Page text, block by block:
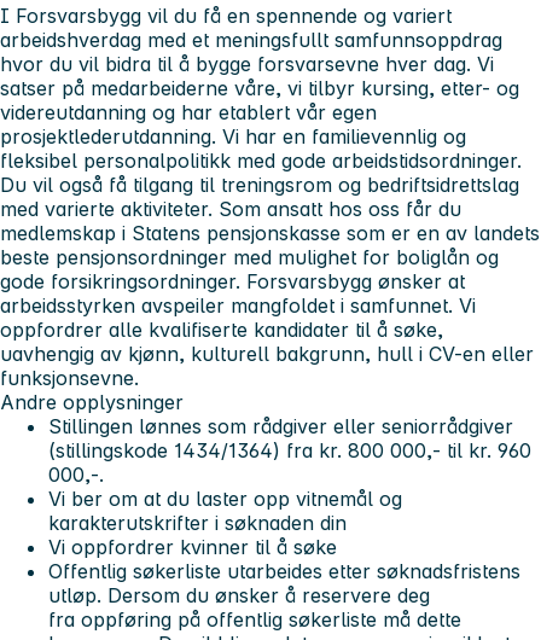
I Forsvarsbygg vil du få en spennende og variert
arbeidshverdag med et meningsfullt samfunnsoppdrag
hvor du vil bidra til å bygge forsvarsevne hver dag. Vi
satser på medarbeiderne våre, vi tilbyr kursing, etter- og
videreutdanning og har etablert vår egen
prosjektlederutdanning. Vi har en familievennlig og
fleksibel personalpolitikk med gode arbeidstidsordninger.
Du vil også få tilgang til treningsrom og bedriftsidrettslag
med varierte aktiviteter. Som ansatt hos oss får du
medlemskap i Statens pensjonskasse som er en av landets
beste pensjonsordninger med mulighet for boliglån og
gode forsikringsordninger. Forsvarsbygg ønsker at
arbeidsstyrken avspeiler mangfoldet i samfunnet. Vi
oppfordrer alle kvalifiserte kandidater til å søke,
uavhengig av kjønn, kulturell bakgrunn, hull i CV-en eller
funksjonsevne.
Andre opplysninger
Stillingen lønnes som rådgiver eller seniorrådgiver
(stillingskode 1434/1364) fra kr. 800 000,- til kr. 960
000,-.
Vi ber om at du laster opp vitnemål og
karakterutskrifter i søknaden din
Vi oppfordrer kvinner til å søke
Offentlig søkerliste utarbeides etter søknadsfristens
utløp. Dersom du ønsker å reservere deg
fra oppføring på offentlig søkerliste må dette